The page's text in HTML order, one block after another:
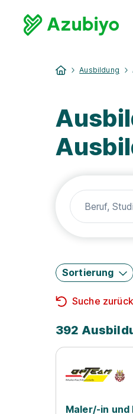
Ausbildung
Sortierung
Suche
392
Maler/-in